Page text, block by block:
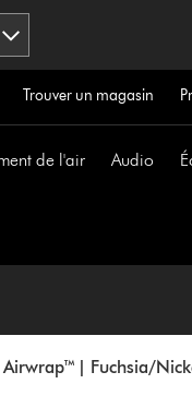
Trouver un magasin
de l'air Audio
Airwrap™ | Fuchsia/